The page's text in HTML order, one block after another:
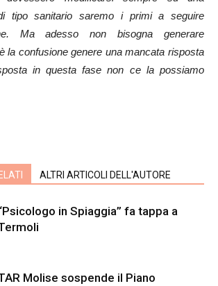
tipo sanitario saremo i primi a seguire
Ma adesso non bisogna generare
la confusione genere una mancata risposta
in questa fase non ce la possiamo
ALTRI ARTICOLI DELL'AUTORE
in Spiaggia” fa tappa a
Molise sospende il Piano